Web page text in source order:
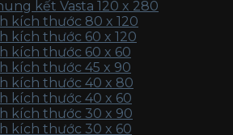
kết Vasta 120 x 280
kích thước 80 x 120
kích thước 60 x 120
kích thước 60 x 60
kích thước 45 x 90
kích thước 40 x 80
kích thước 40 x 60
kích thước 30 x 90
kích thước 30 x 60